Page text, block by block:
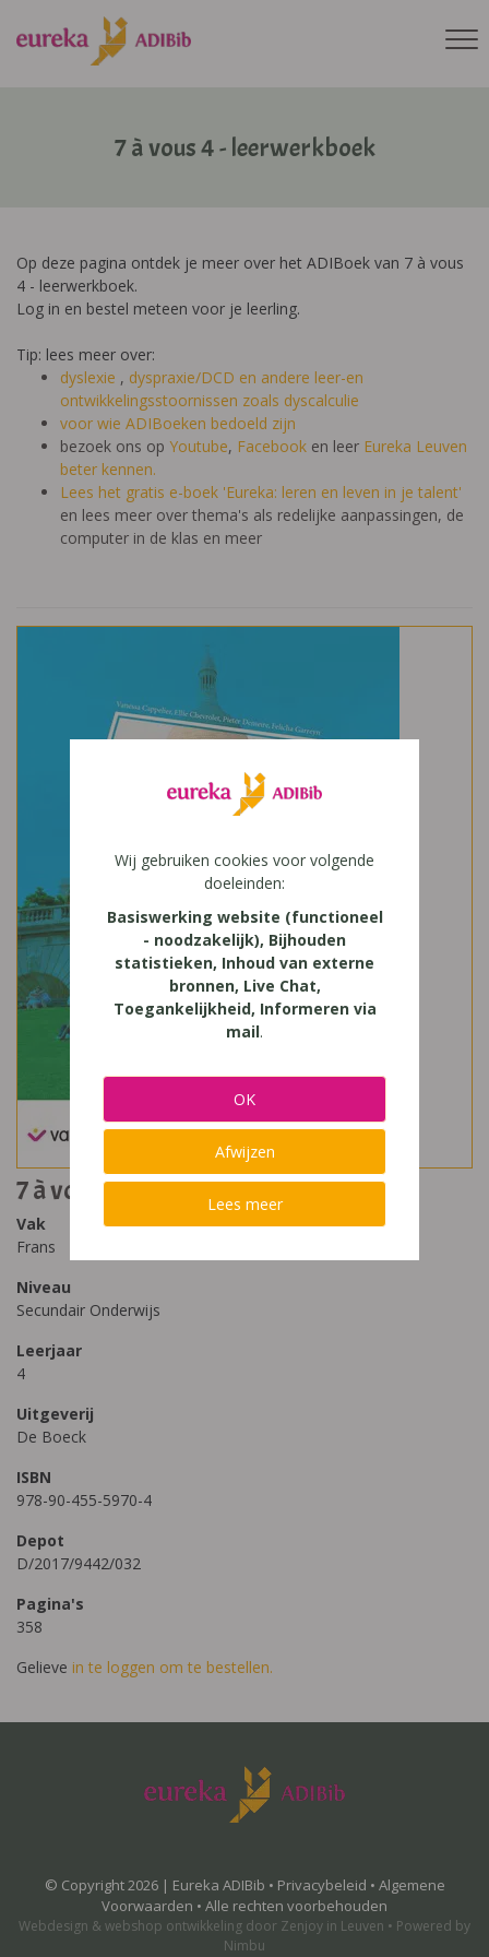
7 à vous 4 - leerwerkboek
Op deze pagina ontdek je meer over het ADIBoek van 7 à vous
4 - leerwerkboek.
Log in en bestel meteen voor je leerling.
Tip: lees meer over:
dyslexie , dyspraxie/DCD en andere leer-en
ontwikkelingsstoornissen zoals dyscalculie
voor wie ADIBoeken bedoeld zijn
bezoek ons op Youtube, Facebook en leer Eureka Leuven
beter kennen.
Lees het gratis e-boek 'Eureka: leren en leven in je talent'
en lees meer over thema's als redelijke aanpassingen, de
computer in de klas en meer
7 à vous 4 - leerwerkboek
Vak
Frans
Niveau
Secundair Onderwijs
Leerjaar
4
Uitgeverij
De Boeck
ISBN
978-90-455-5970-4
Depot
D/2017/9442/032
Pagina's
358
Gelieve in te loggen om te bestellen.
© Copyright 2026 | Eureka ADIBib • Privacybeleid • Algemene
Voorwaarden • Alle rechten voorbehouden
Webdesign & webshop ontwikkeling door Zenjoy in Leuven • Powered by
Nimbu
Wij gebruiken cookies voor volgende
doeleinden:
Basiswerking website (functioneel
- noodzakelijk), Bijhouden
statistieken, Inhoud van externe
bronnen, Live Chat,
Toegankelijkheid, Informeren via
mail.
OK
Afwijzen
Lees meer